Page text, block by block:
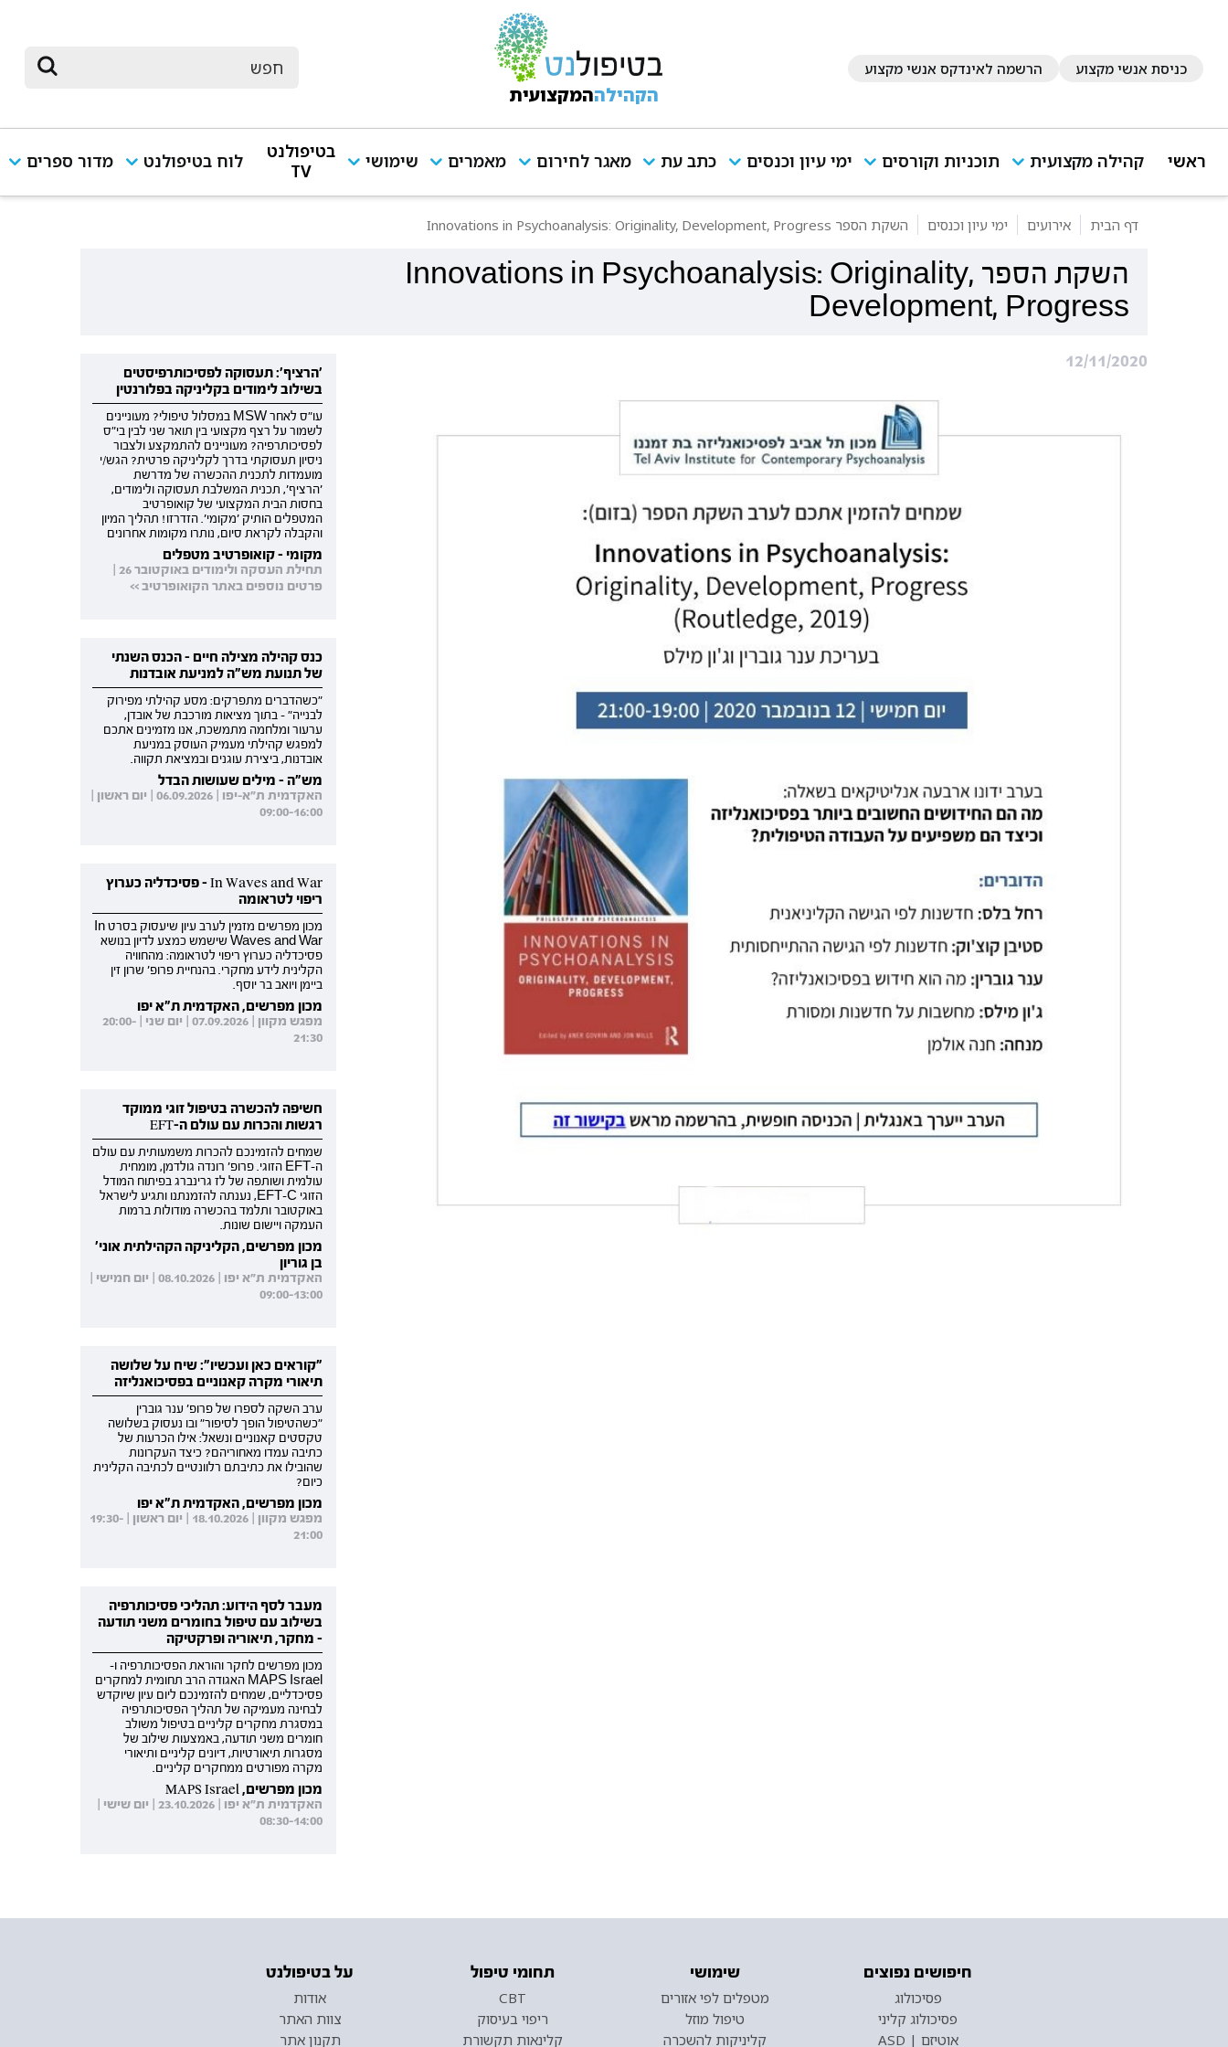
כניסת אנשי מקצוע הרשמה לאינדקס אנשי מקצוע
הקהילההמקצועית
ראשי קהילה מקצועית תוכניות וקורסים ימי עיון וכנסים כתב עת מאגר לחירום מאמרים שימושי
בטיפולנט
TV
לוח בטיפולנט מדור ספרים
דף הבית אירועים ימי עיון וכנסים השקת הספר Innovations in Psychoanalysis: Originality, Development, Progress
השקת הספר Innovations in Psychoanalysis: Originality,
Development, Progress
12/11/2020
'הרציף': תעסוקה לפסיכותרפיסטים
בשילוב לימודים בקליניקה בפלורנטין
עו"ס לאחר MSW במסלול טיפולי? מעוניינים
לשמור על רצף מקצועי בין תואר שני לבין בי"ס
לפסיכותרפיה? מעוניינים להתמקצע ולצבור
ניסיון תעסוקתי בדרך לקליניקה פרטית? הגש/י
מועמדות לתכנית ההכשרה של מדרשת
'הרציף', תכנית המשלבת תעסוקה ולימודים,
בחסות הבית המקצועי של קואופרטיב
המטפלים הותיק 'מקומי'. הזדרזו! תהליך המיון
והקבלה לקראת סיום, נותרו מקומות אחרונים
מקומי - קואופרטיב מטפלים
תחילת העסקה ולימודים באוקטובר 26 |
פרטים נוספים באתר הקואופרטיב >>
כנס קהילה מצילה חיים - הכנס השנתי
של תנועת מש"ה למניעת אובדנות
"כשהדברים מתפרקים: מסע קהילתי מפירוק
לבנייה" - בתוך מציאות מורכבת של אובדן,
ערעור ומלחמה מתמשכת, אנו מזמינים אתכם
למפגש קהילתי מעמיק העוסק במניעת
אובדנות, ביצירת עוגנים ובמציאת תקווה.
מש"ה - מילים שעושות הבדל
האקדמית ת"א-יפו | 06.09.2026 | יום ראשון |
09:00-16:00
In Waves and War - פסיכדליה כערוץ
ריפוי לטראומה
מכון מפרשים מזמין לערב עיון שיעסוק בסרט In
Waves and War שישמש כמצע לדיון בנושא
פסיכדליה כערוץ ריפוי לטראומה: מהחוויה
הקלינית לידע מחקרי. בהנחיית פרופ' שרון זין
ביימן ויואב בר יוסף.
מכון מפרשים, האקדמית ת"א יפו
מפגש מקוון | 07.09.2026 | יום שני | 20:00-
21:30
חשיפה להכשרה בטיפול זוגי ממוקד
רגשות והכרות עם עולם ה-EFT
שמחים להזמינכם להכרות משמעותית עם עולם
ה-EFT הזוגי. פרופ' רונדה גולדמן, מומחית
עולמית ושותפה של לז גרינברג בפיתוח המודל
הזוגי EFT-C, נענתה להזמנתנו ותגיע לישראל
באוקטובר ותלמד בהכשרה מודולות ברמות
העמקה ויישום שונות.
מכון מפרשים, הקליניקה הקהילתית אוני'
בן גוריון
האקדמית ת"א יפו | 08.10.2026 | יום חמישי |
09:00-13:00
"קוראים כאן ועכשיו": שיח על שלושה
תיאורי מקרה קאנוניים בפסיכואנליזה
ערב השקה לספרו של פרופ' ענר גוברין
"כשהטיפול הופך לסיפור" ובו נעסוק בשלושה
טקסטים קאנוניים ונשאל: אילו הכרעות של
כתיבה עמדו מאחוריהם? כיצד העקרונות
שהובילו את כתיבתם רלוונטיים לכתיבה הקלינית
כיום?
מכון מפרשים, האקדמית ת"א יפו
מפגש מקוון | 18.10.2026 | יום ראשון | 19:30-
21:00
מעבר לסף הידוע: תהליכי פסיכותרפיה
בשילוב עם טיפול בחומרים משני תודעה
- מחקר, תיאוריה ופרקטיקה
מכון מפרשים לחקר והוראת הפסיכותרפיה ו-
MAPS Israel האגודה הרב תחומית למחקרים
פסיכדליים, שמחים להזמינכם ליום עיון שיוקדש
לבחינה מעמיקה של תהליך הפסיכותרפיה
במסגרת מחקרים קליניים בטיפול משולב
חומרים משני תודעה, באמצעות שילוב של
מסגרות תיאורטיות, דיונים קליניים ותיאורי
מקרה מפורטים ממחקרים קליניים.
מכון מפרשים, MAPS Israel
האקדמית ת"א יפו | 23.10.2026 | יום שישי |
08:30-14:00
חיפושים נפוצים
פסיכולוג
פסיכולוג קליני
אוטיזם | ASD
שימושי
מטפלים לפי אזורים
טיפול מוזל
קליניקות להשכרה
תחומי טיפול
CBT
ריפוי בעיסוק
קלינאות תקשורת
על בטיפולנט
אודות
צוות האתר
תקנון אתר